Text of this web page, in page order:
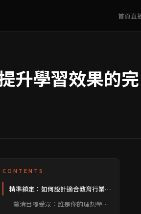
首頁直
升學習效果的完
CONTENTS
精準鎖定：如何設計適合教育行業的
釐清目標受眾：誰是你的理想學